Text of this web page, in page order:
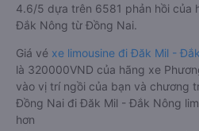
4.6/5 dựa trên 6581 phản hồi của
Đắk Nông từ Đồng Nai.
Giá vé xe limousine đi Đăk Mil -
là 320000VND của hãng xe
vào vị trí ngồi của bạn và chương
Đồng Nai đi Đăk Mil - Đắk Nông
hơn